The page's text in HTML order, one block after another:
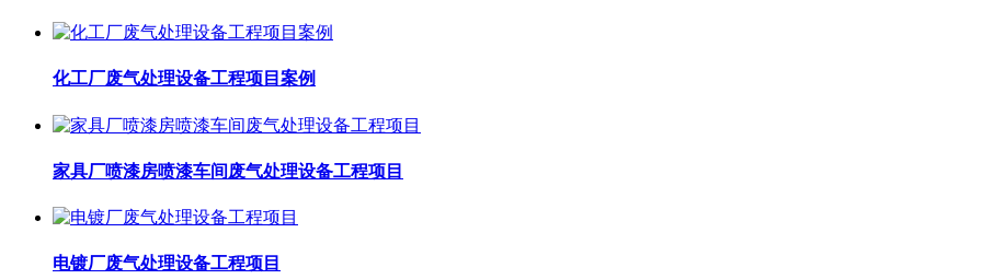
化工厂废气处理设备工程项目案例
家具厂喷漆房喷漆车间废气处理设备工程项目
电镀厂废气处理设备工程项目